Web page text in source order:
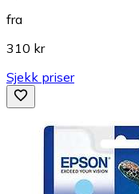
fra
310 kr
Sjekk priser